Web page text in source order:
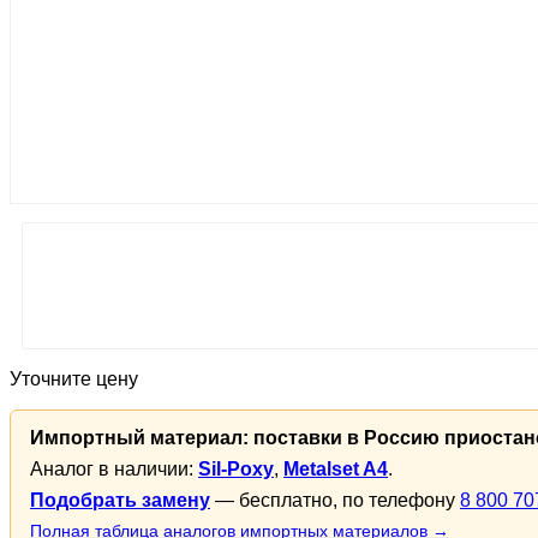
Уточните цену
Импортный материал: поставки в Россию
Аналог в наличии: Sil-Poxy, Metalset A4.
Подобрать замену — бесплатно, по телефону 8 800
Полная таблица аналогов импортных материалов →